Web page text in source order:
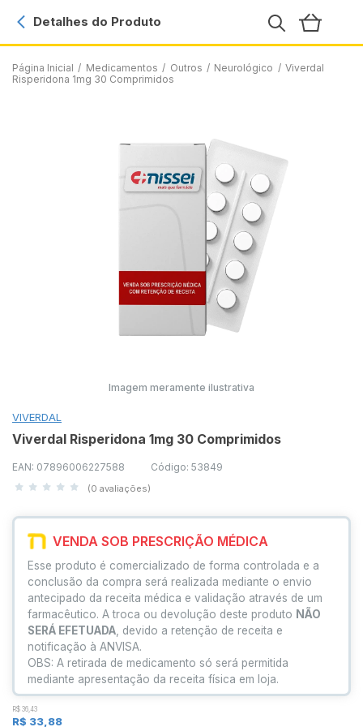
Página Inicial / Medicamentos / Outros / Neurológico / Viverdal
Risperidona 1mg 30 Comprimidos
Detalhes do Produto
Imagem meramente ilustrativa
VIVERDAL
Viverdal Risperidona 1mg 30 Comprimidos
EAN: 07896006227588 Código: 53849
(0 avaliações)
VENDA SOB PRESCRIÇÃO MÉDICA
Esse produto é comercializado de forma controlada e a
conclusão da compra será realizada mediante o envio
antecipado da receita médica e validação através de um
farmacêutico. A troca ou devolução deste produto NÃO
SERÁ EFETUADA , devido a retenção de receita e
notificação à ANVISA.
OBS: A retirada de medicamento só será permitida
mediante apresentação da receita física em loja.
R$ 36,43
R$ 33,88